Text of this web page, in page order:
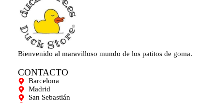
Bienvenido al maravilloso mundo de los patitos de goma.
CONTACTO
Barcelona
Madrid
San Sebastián